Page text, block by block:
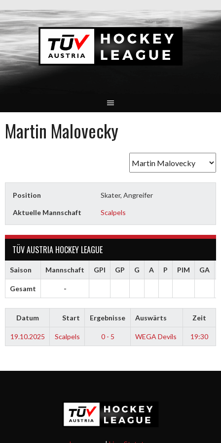
zum
Inhalt
Martin Malovecky
Position Skater, Angreifer
Aktuelle Mannschaft Scalpels
TÜV AUSTRIA HOCKEY LEAGUE
Saison Mannschaft GPI GP G A P PIM GA
Gesamt -
Datum Start Ergebnisse Auswärts Zeit
19.10.2025 Scalpels 0 - 5 WEGA Devils 19:30